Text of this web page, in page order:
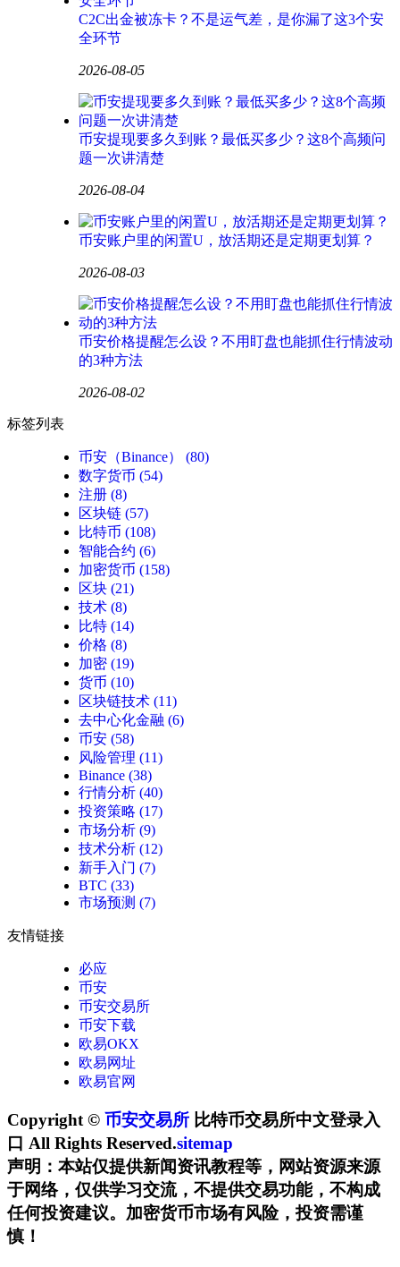
C2C出金被冻卡？不是运气差，是你漏了这3个安
全环节
2026-08-05
币安提现要多久到账？最低买多少？这8个高频问
题一次讲清楚
2026-08-04
币安账户里的闲置U，放活期还是定期更划算？
2026-08-03
币安价格提醒怎么设？不用盯盘也能抓住行情波动
的3种方法
2026-08-02
标签列表
币安（Binance）
(80)
数字货币 (54)
注册 (8)
区块链 (57)
比特币 (108)
智能合约 (6)
加密货币 (158)
区块 (21)
技术 (8)
比特 (14)
价格 (8)
加密 (19)
货币 (10)
区块链技术 (11)
去中心化金融 (6)
币安 (58)
风险管理 (11)
Binance (38)
行情分析 (40)
投资策略 (17)
市场分析 (9)
技术分析 (12)
新手入门 (7)
BTC (33)
市场预测 (7)
友情链接
必应
币安
币安交易所
币安下载
欧易OKX
欧易网址
欧易官网
Copyright © 币安交易所 比特币交易所中文登录入
口 All Rights Reserved.sitemap
声明：本站仅提供新闻资讯教程等，网站资源来源
于网络，仅供学习交流，不提供交易功能，不构成
任何投资建议。加密货币市场有风险，投资需谨
慎！